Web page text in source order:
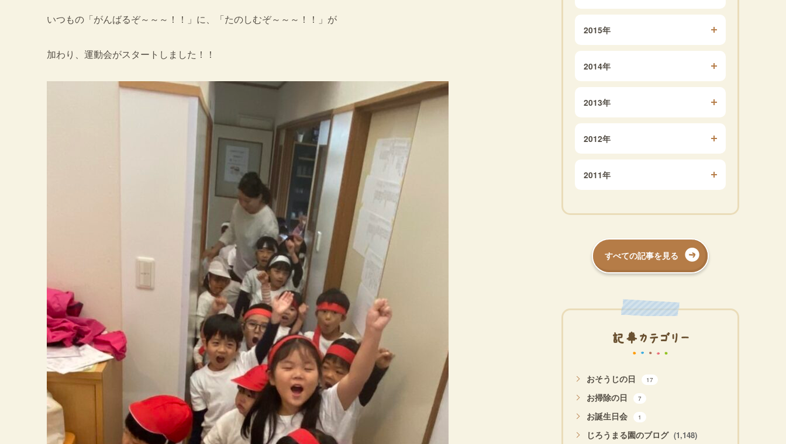
いつもの「がんばるぞ～～～！！」に、「たのしむぞ～～～！！」が
加わり、運動会がスタートしました！！
2015年
2014年
2013年
2012年
2011年
すべての記事を見る
記事カテゴリー
おそうじの日 17
お掃除の日 7
お誕生日会 1
じろうまる園のブログ (1,148)